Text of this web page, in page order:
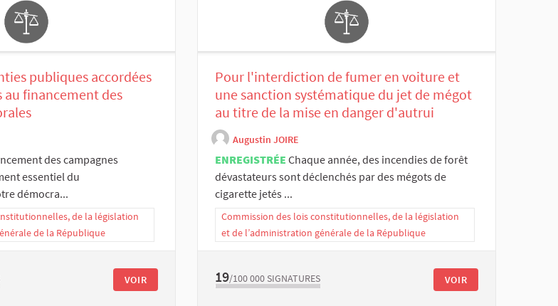
publiques accordées
au financement des
des campagnes
essentiel du
démocra...
de la législation
de la République
VOIR
Pour l'interdiction de fumer en voiture et
une sanction systématique du jet de mégot
au titre de la mise en danger d'autrui
Augustin JOIRE
ENREGISTRÉE Chaque année, des incendies de forêt
dévastateurs sont déclenchés par des mégots de
cigarette jetés ...
Commission des lois constitutionnelles, de la législation
et de l’administration générale de la République
19/100 000 SIGNATURES VOIR